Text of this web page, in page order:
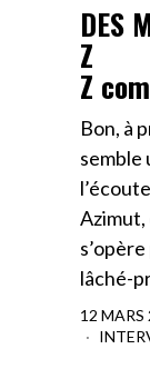
DES
Z
Z
Bon, à
semble
Azimut,
lâché-
12 MARS